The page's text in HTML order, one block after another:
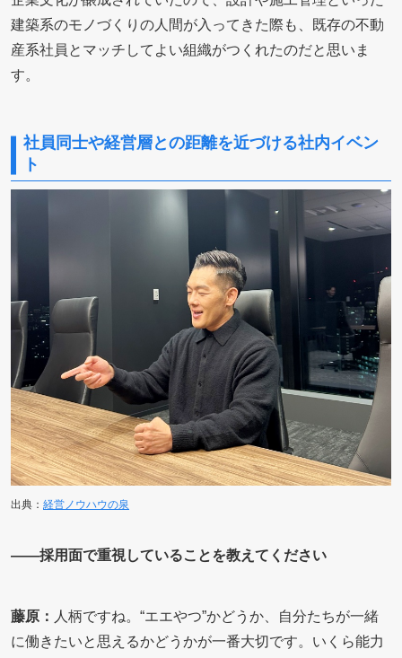
建築系のモノづくりの人間が入ってきた際も、既存の不動
産系社員とマッチしてよい組織がつくれたのだと思いま
す。
社員同士や経営層との距離を近づける社内イベン
ト
出典： 経営ノウハウの泉
――採用面で重視していることを教えてください
藤原： 人柄ですね。“エエやつ”かどうか、自分たちが一緒
に働きたいと思えるかどうかが一番大切です。いくら能力